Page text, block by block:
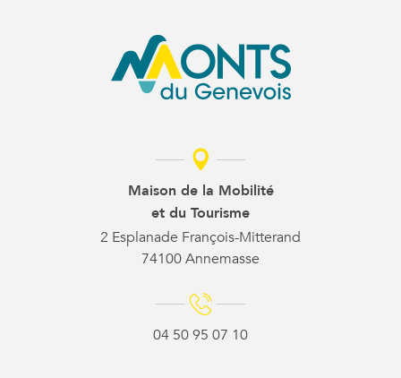
Maison de la Mobilité
et du Tourisme
2 Esplanade François-Mitterand
74100 Annemasse
04 50 95 07 10